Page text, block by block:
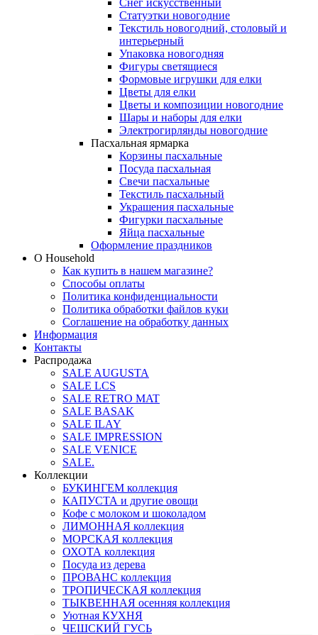
Снег искусственный
Статуэтки новогодние
Текстиль новогодний, столовый и
интерьерный
Упаковка новогодняя
Фигуры светящиеся
Формовые игрушки для елки
Цветы для елки
Цветы и композиции новогодние
Шары и наборы для елки
Электрогирлянды новогодние
Пасхальная ярмарка
Корзины пасхальные
Посуда пасхальная
Свечи пасхальные
Текстиль пасхальный
Украшения пасхальные
Фигурки пасхальные
Яйца пасхальные
Оформление праздников
О Household
Как купить в нашем магазине?
Способы оплаты
Политика конфиденциальности
Политика обработки файлов куки
Соглашение на обработку данных
Информация
Контакты
Распродажа
SALE AUGUSTA
SALE LCS
SALE RETRO MAT
SALE BASAK
SALE ILAY
SALE IMPRESSION
SALE VENICE
SALE.
Коллекции
БУКИНГЕМ коллекция
КАПУСТА и другие овощи
Кофе с молоком и шоколадом
ЛИМОННАЯ коллекция
МОРСКАЯ коллекция
ОХОТА коллекция
Посуда из дерева
ПРОВАНС коллекция
ТРОПИЧЕСКАЯ коллекция
ТЫКВЕННАЯ осенняя коллекция
Уютная КУХНЯ
ЧЕШСКИЙ ГУСЬ